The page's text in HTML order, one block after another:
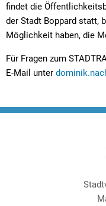
findet die
der Stadt Boppard statt,
Möglichkeit haben, die
Für Fragen zum
E-Mail unter